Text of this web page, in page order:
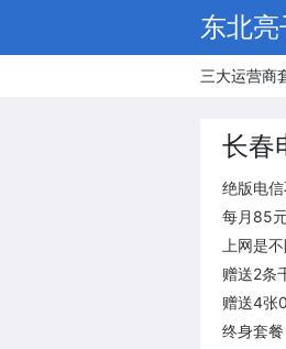
东北亮
三大运营商
长春
绝版电
每月85
上网是
赠送2条
赠送4张
​终身套餐